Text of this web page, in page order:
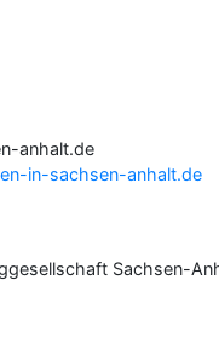
anhalt.de
in-sachsen-anhalt.de
Sachsen-